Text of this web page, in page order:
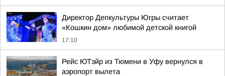
Директор Депкультуры Югры считает
«Кошкин дом» любимой детской книгой
17:10
Рейс ЮТэйр из Тюмени в Уфу вернулся в
аэропорт вылета